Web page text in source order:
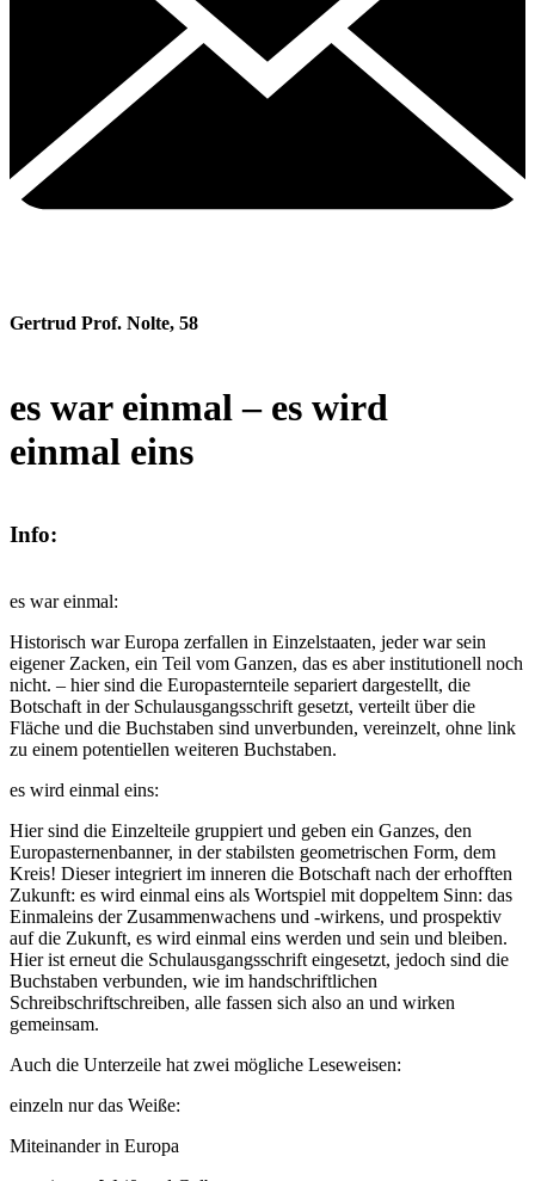
Gertrud Prof. Nolte, 58
es war einmal – es wird
einmal eins
Info:
es war einmal:
Historisch war Europa zerfallen in Einzelstaaten, jeder war sein
eigener Zacken, ein Teil vom Ganzen, das es aber institutionell noch
nicht. – hier sind die Europasternteile separiert dargestellt, die
Botschaft in der Schulausgangsschrift gesetzt, verteilt über die
Fläche und die Buchstaben sind unverbunden, vereinzelt, ohne link
zu einem potentiellen weiteren Buchstaben.
es wird einmal eins:
Hier sind die Einzelteile gruppiert und geben ein Ganzes, den
Europasternenbanner, in der stabilsten geometrischen Form, dem
Kreis! Dieser integriert im inneren die Botschaft nach der erhofften
Zukunft: es wird einmal eins als Wortspiel mit doppeltem Sinn: das
Einmaleins der Zusammenwachens und -wirkens, und prospektiv
auf die Zukunft, es wird einmal eins werden und sein und bleiben.
Hier ist erneut die Schulausgangsschrift eingesetzt, jedoch sind die
Buchstaben verbunden, wie im handschriftlichen
Schreibschriftschreiben, alle fassen sich also an und wirken
gemeinsam.
Auch die Unterzeile hat zwei mögliche Leseweisen:
einzeln nur das Weiße:
Miteinander in Europa